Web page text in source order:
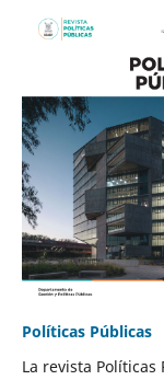
Políticas Públicas
La revista